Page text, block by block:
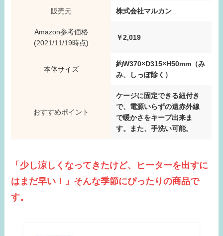
販売元 株式会社マルカン
Amazon参考価格
(2021/11/19時点)
￥2,019
本体サイズ
約W370×D315×H50mm（み
み、しっぽ除く）
おすすめポイント
ケージに固定できる紐付き
で、電源いらずの遠赤外線
で暖かさをキープ出来ま
す。また、手洗い可能。
「少し涼しくなってきたけど、ヒーターを出すに
はまだ早い！」そんな季節にぴったりの商品で
す。